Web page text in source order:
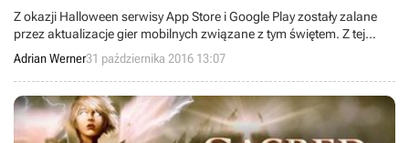
Z okazji Halloween serwisy App Store i Google Play zostały zalane
przez aktualizacje gier mobilnych związane z tym świętem. Z tej
powodzi wybraliśmy dziesięć najciekawszych łatek.
Adrian Werner31 października 2016 13:07